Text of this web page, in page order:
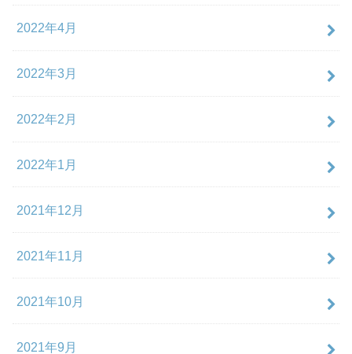
2022年4月
2022年3月
2022年2月
2022年1月
2021年12月
2021年11月
2021年10月
2021年9月